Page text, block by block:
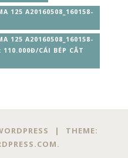
125 A20160508_160158-
125 A20160508_160158-
110.000Đ/CÁI BÉP CẮT
|
THEME:
.